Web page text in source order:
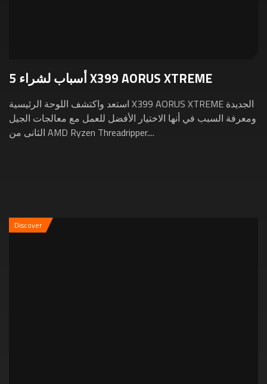
5 أسباب لشراء X399 AORUS XTREME
استعد واكتشف اللوحة الرئيسية X399 AORUS XTREME الجديدة
ومعرفة السبب في أنها الاختيار الأفضل للعمل مع معالجات الجيل
الثانى من AMD Ryzen Threadripper....
Discover